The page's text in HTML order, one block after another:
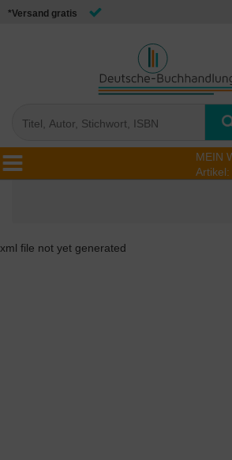
*Versand gratis
MEIN
Artikel:
xml file not yet generated